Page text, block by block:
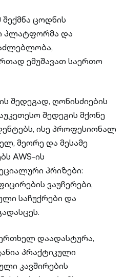
ცოდნის
პლატფორმა და
ემუშავათ საერთო
შედეგად, ღონისძიების
შედეგის მქონე
ისე პროფესიონალ
მეორე და მესამე
AWS-ის
პრიზები:
ვაუჩერები,
საჩუქრები და
ერთხელ დაადასტურა,
პრაქტიკული
კავშირების